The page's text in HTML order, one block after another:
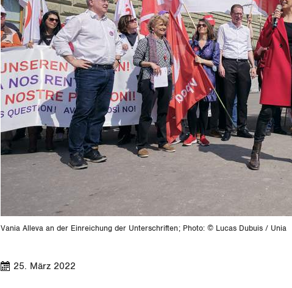
Vania Alleva an der Einreichung der Unterschriften; Photo: © Lucas Dubuis / Unia
25. März 2022